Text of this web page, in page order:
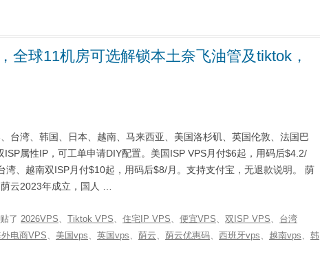
全球11机房可选解锁本土奈飞油管及tiktok，
台湾、韩国、日本、越南、马来西亚、美国洛杉矶、英国伦敦、法国巴
属性IP，可工单申请DIY配置。美国ISP VPS月付$6起，用码后$4.2/
湾、越南双ISP月付$10起，用码后$8/月。支持支付宝，无退款说明。 荫
云2023年成立，国人 …
了 2026VPS Tiktok VPS 住宅IP VPS 便宜VPS 双ISP VPS
台湾
电商VPS 美国vps 英国vps 荫云 荫云优惠码 西班牙vps 越南vps
韩